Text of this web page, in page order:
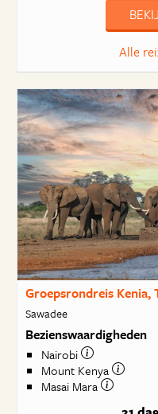
Alle
Groepsrondreis Kenia,
Sawadee
Bezienswaardigheden
Nairobi
Mount Kenya
Masai Mara